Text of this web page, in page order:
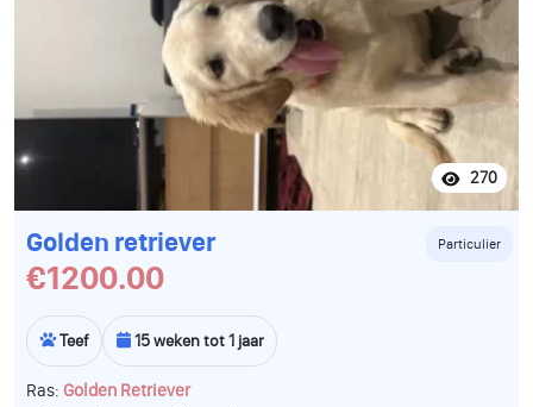
270
Golden retriever Particulier
€1200.00
Teef 15 weken tot 1 jaar
Ras: Golden Retriever